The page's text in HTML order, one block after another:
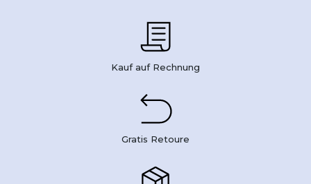
Kauf auf Rechnung
Gratis Retoure